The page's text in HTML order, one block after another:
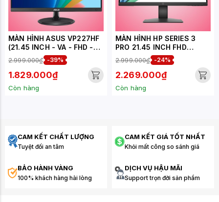
MÀN HÌNH ASUS VP227HF
(21.45 INCH - VA - FHD -
100HZ - 1MS)
2.999.000₫ -39%
1.829.000₫
Còn hàng
MÀN HÌNH HP SERIES 3
PRO 21.45 INCH FHD
MONITOR - 322PE
(AK2F1UT)
2.999.000₫ -24%
2.269.000₫
Còn hàng
CAM KẾT CHẤT LƯỢNG
Tuyệt đối an tâm
CAM KẾT GIÁ TỐT NHẤT
Khỏi mất công so sánh giá
BẢO HÀNH VÀNG
100% khách hàng hài lòng
DỊCH VỤ HẬU MÃI
Support trọn đời sản phẩm